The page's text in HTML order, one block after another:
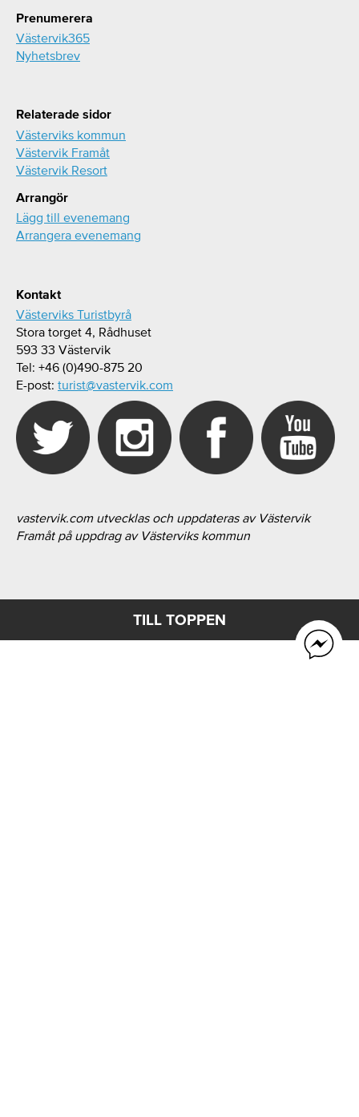
Prenumerera
Västervik365
Nyhetsbrev
Relaterade sidor
Västerviks kommun
Västervik Framåt
Västervik Resort
Arrangör
Lägg till evenemang
Arrangera evenemang
Kontakt
Västerviks Turistbyrå
Stora torget 4, Rådhuset
593 33 Västervik
Tel: +46 (0)490-875 20
E-post: turist@vastervik.com
vastervik.com utvecklas och uppdateras av Västervik
Framåt på uppdrag av Västerviks kommun
TILL TOPPEN